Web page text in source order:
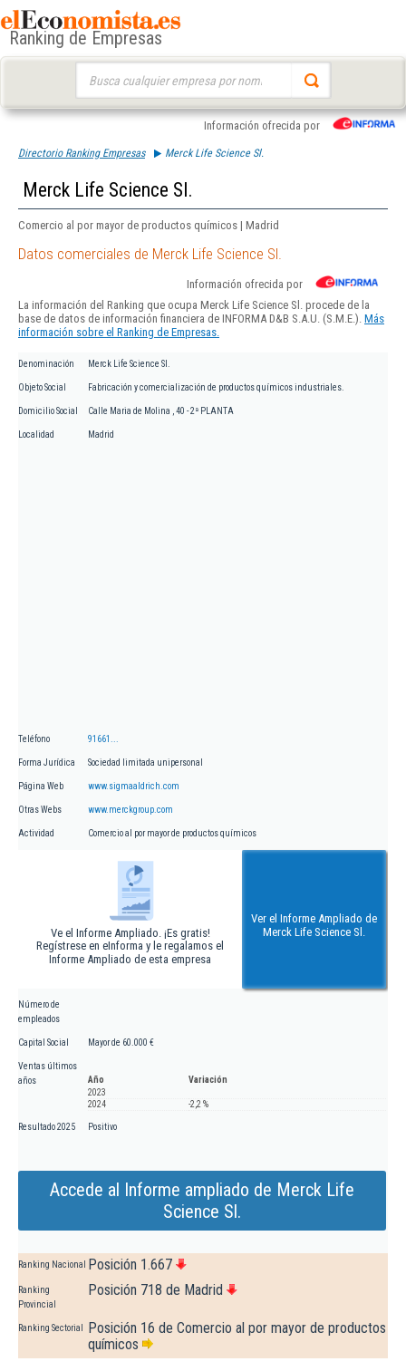
Ranking de Empresas
Información ofrecida por
Directorio Ranking Empresas Merck Life Science Sl.
Merck Life Science Sl.
Comercio al por mayor de productos químicos | Madrid
Datos comerciales de Merck Life Science Sl.
Información ofrecida por
La información del Ranking que ocupa Merck Life Science Sl. procede de la
base de datos de información financiera de INFORMA D&B S.A.U. (S.M.E.). Más
información sobre el Ranking de Empresas.
Denominación Merck Life Science Sl.
Objeto Social Fabricación y comercialización de productos químicos industriales.
Domicilio Social Calle Maria de Molina , 40 - 2ª PLANTA
Localidad Madrid
Teléfono 91661...
Forma Jurídica Sociedad limitada unipersonal
Página Web www.sigmaaldrich.com
Otras Webs www.merckgroup.com
Actividad Comercio al por mayor de productos químicos
Ve el Informe Ampliado. ¡Es gratis!
Regístrese en eInforma y le regalamos el
Informe Ampliado de esta empresa
Ver el Informe Ampliado de
Merck Life Science Sl.
Número de
empleados
Capital Social Mayor de 60.000 €
Ventas últimos
años
Año
Variación
2023
2024
-2,2 %
Resultado 2025 Positivo
Accede al Informe ampliado de Merck Life
Science Sl.
Ranking Nacional Posición 1.667
Ranking
Provincial
Posición 718 de Madrid
Ranking Sectorial
Posición 16 de Comercio al por mayor de productos
químicos